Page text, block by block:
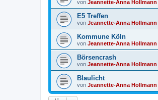
von Jeannette-Anna Hollmann
E5 Treffen
von Jeannette-Anna Hollmann
Kommune Köln
von Jeannette-Anna Hollmann
Börsencrash
von Jeannette-Anna Hollmann
Blaulicht
von Jeannette-Anna Hollmann